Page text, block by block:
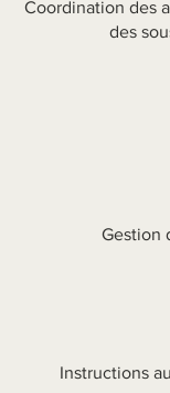
Coordination des
des
Gestion
Instructions